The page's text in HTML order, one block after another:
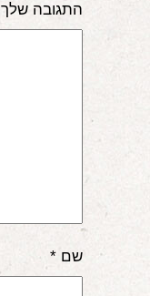
התגובה שלך
שם *